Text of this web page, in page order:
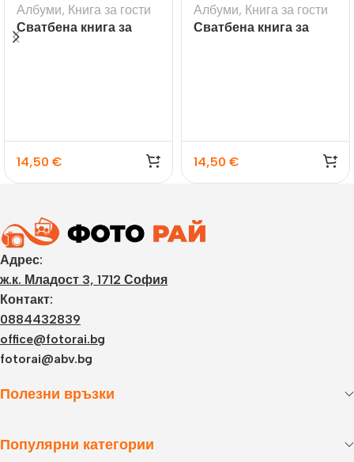
Албуми, Книга за гости
Сватбена книга за
гости с надпис
14,50 €
Албуми, Книга за гости
Сватбена книга за
14,50 €
Адрес:
ж.к. Младост 3, 1712 София
Контакт:
0884432839
office@fotorai.bg
fotorai@abv.bg
Полезни връзки
Популярни категории